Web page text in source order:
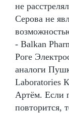
не
Серова не
- Balkan
Роге
аналоги
Laboratories
Артём. Если
повторится,